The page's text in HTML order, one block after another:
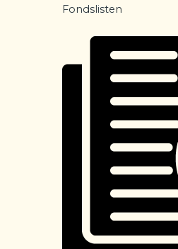
Fondslisten